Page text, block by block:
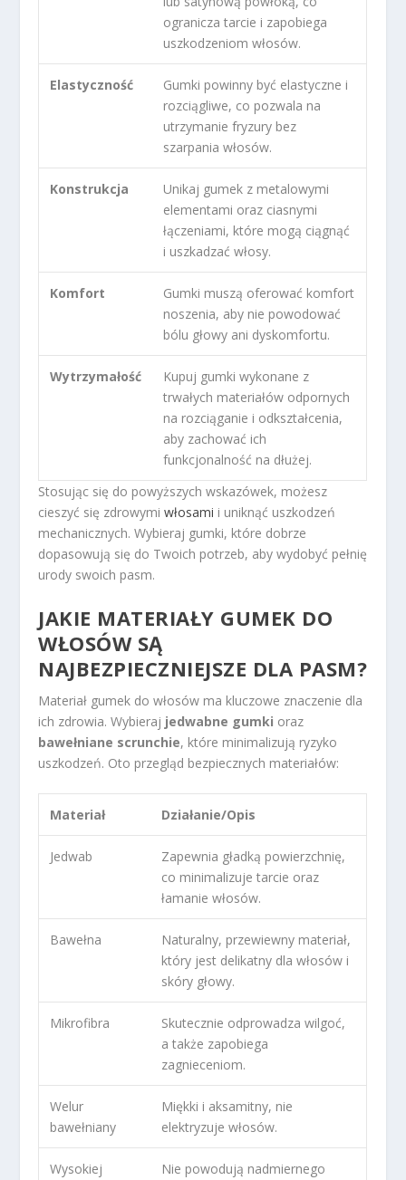
ogranicza tarcie i zapobiega
uszkodzeniom włosów.
Elastyczność
Gumki powinny być elastyczne i
rozciągliwe, co pozwala na
utrzymanie fryzury bez
szarpania włosów.
Konstrukcja
Unikaj gumek z metalowymi
elementami oraz ciasnymi
łączeniami, które mogą ciągnąć
i uszkadzać włosy.
Komfort
Gumki muszą oferować komfort
noszenia, aby nie powodować
bólu głowy ani dyskomfortu.
Wytrzymałość
Kupuj gumki wykonane z
trwałych materiałów odpornych
na rozciąganie i odkształcenia,
aby zachować ich
funkcjonalność na dłużej.
Stosując się do powyższych wskazówek, możesz
cieszyć się zdrowymiwłosami i uniknąć uszkodzeń
mechanicznych. Wybieraj gumki, które dobrze
dopasowują się do Twoich potrzeb, aby wydobyć pełnię
urody swoich pasm.
JAKIE MATERIAŁY GUMEK DO
WŁOSÓW SĄ
NAJBEZPIECZNIEJSZE DLA PASM?
Materiał gumek do włosów ma kluczowe znaczenie dla
ich zdrowia. Wybieraj jedwabne gumki oraz
bawełniane scrunchie, które minimalizują ryzyko
uszkodzeń. Oto przegląd bezpiecznych materiałów:
Materiał Działanie/Opis
Jedwab
Zapewnia gładką powierzchnię,
co minimalizuje tarcie oraz
łamanie włosów.
Bawełna
Naturalny, przewiewny materiał,
który jest delikatny dla włosów i
skóry głowy.
Mikrofibra
Skutecznie odprowadza wilgoć,
a także zapobiega
zagnieceniom.
Welur
bawełniany
Miękki i aksamitny, nie
elektryzuje włosów.
Wysokiej
Nie powodują nadmiernego